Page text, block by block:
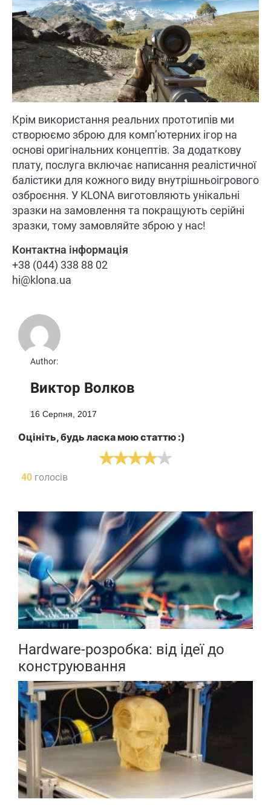
Крім використання реальних прототипів ми
створюємо зброю для комп’ютерних ігор на
основі оригінальних концептів. За додаткову
плату, послуга включає написання реалістичної
балістики для кожного виду внутрішньоігрового
озброєння. У KLONA виготовляють унікальні
зразки на замовлення та покращують серійні
зразки, тому замовляйте зброю у нас!
Контактна інформація
+38 (044) 338 88 02
hi@klona.ua
Author:
Виктор Волков
16 Серпня, 2017
Оцініть, будь ласка мою статтю :)
40 голосів
Hardware-розробка: від ідеї до
конструювання